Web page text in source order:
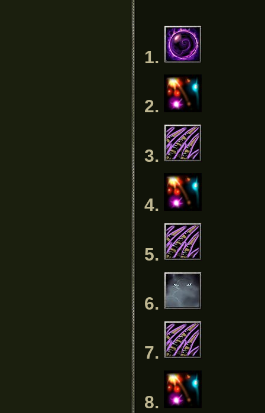
1.
2.
3.
4.
5.
6.
7.
8.